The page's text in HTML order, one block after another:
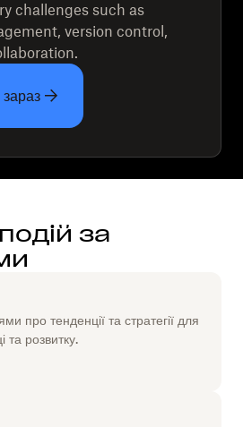
challenges such as
version control,
за
про тенденції та стратегії для
та розвитку.